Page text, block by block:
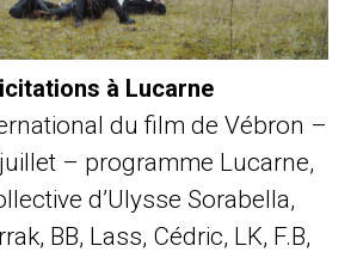
à Lucarne
du film de Vébron –
– programme Lucarne,
d’Ulysse Sorabella,
BB, Lass, Cédric, LK, F.B,